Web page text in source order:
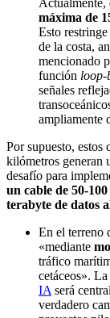
máxima de
Esto
de la costa,
mencionado
función loop-
señales
ampliamente
Por supuesto, estos
kilómetros generan
desafío para
un cable de 50-
terabyte de datos
En el terreno
«mediante
tráfico
cetáceos».
IA será
verdadero